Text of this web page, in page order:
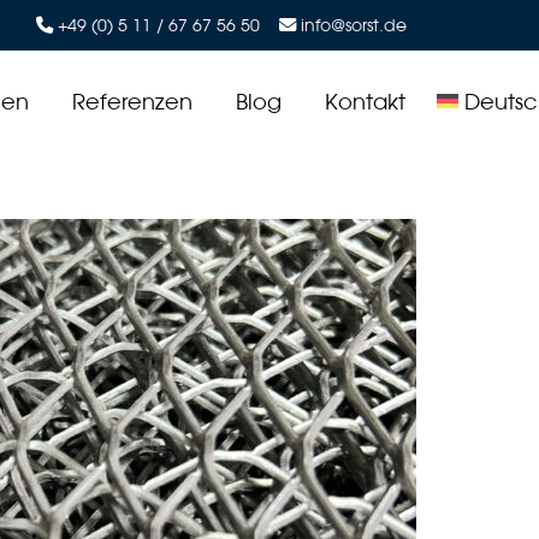
+49 (0) 5 11 / 67 67 56 50 info@sorst.de
Referenzen Blog Kontakt